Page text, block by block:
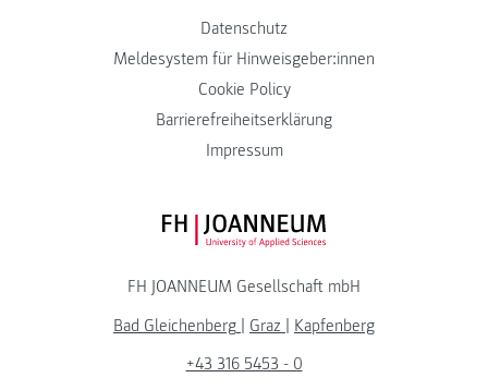
Datenschutz
Meldesystem für Hinweisgeber:innen
Cookie Policy
Barrierefreiheitserklärung
Impressum
FH JOANNEUM Logo
FH JOANNEUM Gesellschaft mbH
Bad Gleichenberg | Graz | Kapfenberg
+43 316 5453 - 0